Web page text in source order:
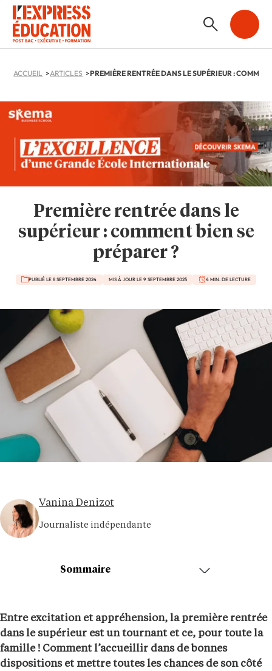
ACCUEIL ARTICLES
Première rentrée dans le
supérieur : comment bien se
préparer ?
PUBLIÉ LE 8 SEPTEMBRE 2024 MIS À JOUR LE 9 SEPTEMBRE 2025 4 MIN. DE LECTURE
Vanina Denizot
Journaliste indépendante
Entre excitation et appréhension, la première rentrée
dans le supérieur est un tournant et ce, pour toute la
famille ! Comment l’accueillir dans de bonnes
dispositions et mettre toutes les chances de son côté
Sommaire